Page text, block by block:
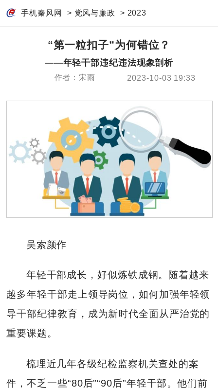
手机秦风网 > 党风与廉政 > 2023
“第一粒扣子”为何错位？
——年轻干部违纪违法现象剖析
作者：宋雨 2023-10-03 19:33
吴索颜作
年轻干部成长，好似炼铁成钢。随着越来
越多年轻干部走上领导岗位，如何加强年轻领
导干部纪律教育，成为新时代全面从严治党的
重要课题。
梳理近几年各级纪检监察机关查处的案
件，不乏一些“80后”“90后”年轻干部。他们前